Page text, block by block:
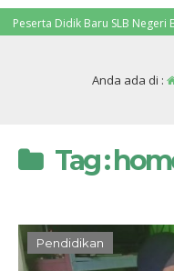
Didik Baru SLB Negeri
Anda ada di :
Tag :
Pendidikan